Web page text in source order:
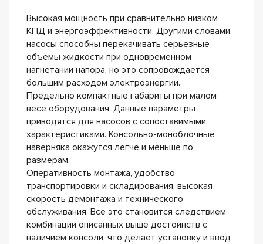
Высокая мощность при сравнительно низком
КПД и энергоэффективности. Другими словами,
насосы способны перекачивать серьезные
объемы жидкости при одновременном
нагнетании напора, но это сопровождается
большим расходом электроэнергии.
Предельно компактные габариты при малом
весе оборудования. Данные параметры
приводятся для насосов с сопоставимыми
характеристиками. Консольно-моноблочные
наверняка окажутся легче и меньше по
размерам.
Оперативность монтажа, удобство
транспортировки и складирования, высокая
скорость демонтажа и технического
обслуживания. Все это становится следствием
комбинации описанных выше достоинств с
наличием консоли, что делает установку и ввод